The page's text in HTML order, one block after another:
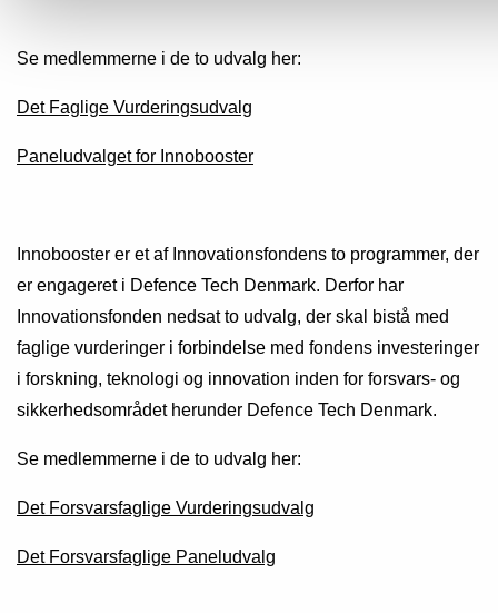
Se medlemmerne i de to udvalg her:
Det Faglige Vurderingsudvalg
Paneludvalget for Innobooster
Innobooster er et af Innovationsfondens to programmer, der
er engageret i Defence Tech Denmark. Derfor har
Innovationsfonden nedsat to udvalg, der skal bistå med
faglige vurderinger i forbindelse med fondens investeringer
i forskning, teknologi og innovation inden for forsvars- og
sikkerhedsområdet herunder Defence Tech Denmark.
Se medlemmerne i de to udvalg her:
Det Forsvarsfaglige Vurderingsudvalg
Det Forsvarsfaglige Paneludvalg